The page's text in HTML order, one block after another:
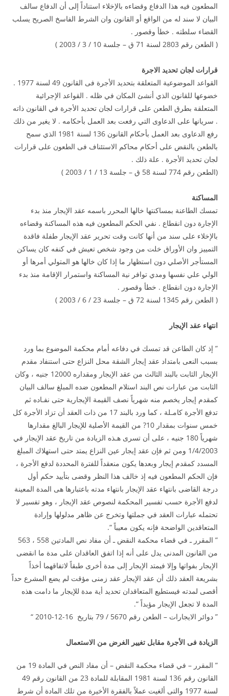
المطعون فيه هذا الدفاع وقضاءه بالإخلاء استناداً إلى أن الدفاع سالف
البيان لا سند له من الواقع أو القانون وان الشرط الفاسخ الصريح يسلب
القضاء سلطته . خطأ وقصور .
( الطعن رقم 2803 لسنة 71 ق – جلسة 10 / 3 / 2003 )
قرارات لجان تحديد الاجرة
القواعد الموضوعية المتعلقة بتحديد الأجرة فى القانون 49 لسنة 1977 .
خضوعها للقانون الذي أنشئ المكان في ظله . القواعد الإجرائية
المتعلقة بطرق الطعن على قرارات لجان تحديد الأجرة في القانون ذاته
. سريانها على الدعاوى التي رفعت بعد العمل بأحكامه . لا يغير من ذلك
رفع الدعاوى بعد العمل بأحكام القانون 136 لسنة 1981 الذي سمح
بالطعن بالنقض على أحكام محاكم الاستئناف فى الطعون على قرارات
لجان تحديد الأجرة . علة ذلك .
(الطعن رقم 774 لسنة 58 ق – جلسة 13 / 1 / 2003 )
المساكنة
تمسك الطاعنة بمساكنتها خالها المحرر باسمه عقد الإيجار منذ بدء
الإجارة دون انقطاع . نفي الحكم المطعون فيه هذه المساكنة وقضاءه
بالإخلاء على سند من أنها كانت وقت تحرير عقد الإيجار طفلة فاقدة
التمييز وان الأوراق خلت من وجود شخص تعيش في كنفه كان يساكن
المستأجر الأصلي دون استظهار ما إذا كان خالها هو المتولي أمرها أو
الولي علي نفسها ومدي توافر نية المساكنة واستمرار الإقامة منذ بدء
الإجارة دون انقطاع . خطأ وقصور .
( الطعن رقم 1345 لسنة 72 ق – جلسة 23 / 6 / 2003 )
انتهاء عقد الإيجار
” إذ كان الطاعن قد تمسك في دفاعه أمام محكمة الموضوع بما ورد
بسبب النعى بامتداد عقد إيجار الشقة محل النزاع حتى استنفاد مقدم
الإيجار الثابت بالبند الثالث من عقد الإيجار ومقداره 12000 جنيه ، وكان
الثابت من عبارات نص البند استلام المطعون ضده المبلغ سالف البيان
كمقدم إيجار يخصم منه شهرياً نصف القيمة الإيجارية حتى نفـاده ثم
تدفع الأجرة كامـلة ، كما ورد بالبند 17 من ذات العقد أن تزاد الأجرة كل
خمس سنوات بمقدار 10? من القيمة الأصلية للإيجار البالغ مقدارها
شهرياً 180 جنيه ، على أن تسرى هـذه الزيادة من تاريخ عقد الإيجار في
1/4/2003 ومن ثم فإن عقد إيجار عين النزاع يمتد حتى استهلاك المبلغ
المسدد كمقدم إيجار وبعدها يكون منعقداً للفترة المحددة لدفع الأجرة ،
فإن الحكم المطعون فيه إذ خالف هذا النظر وقضى بتأييد حكم أول
درجة القاضى بانتهاء عقد الإيجار بانتهاء مدته باعتبارها هى المدة المعينة
لدفع الأجرة حسب تفسير المحكمة لنصوص عقد الإيجار ، وهو تفسير لا
تحتمله عبارات العقد في جملتها وتخرج عن ظاهر مدلولها وإرادة
المتعاقدين الواضحة فإنه يكون معيباً “.
” المقرر ـ في قضاء محكمة النقض ـ أن مفاد نص المادتين 558 ، 563
من القانون المدنى يدل على أنه إذا اتفق العاقدان على مدة ما انقضى
الإيجار بفواتها وإلا فيمتد الإيجار إلى مدة أخرى طبقاً لاتفاقهما أخذاً
بشريعة العقد ذلك أن عقد الإيجار عقد زمنى مؤقت لم يضع المشرع حداً
أقصى لمدته فيستطيع المتعاقدان تحديد أية مدة للإيجار ما دامت هذه
المدة لا تجعل الإيجار مؤبداً “.
” دوائر الايجارات – الطعن رقم 5670 / 79 بتاريخ 16-12-2010 “
الزيادة فى الأجرة مقابل تغيير الغرض من الاستعمال
” المقرر – في قضاء محكمة النقض – أن مفاد النص في المادة 19 من
القانون رقم 136 لسنة 1981 المقابلة للمادة 23 من القانون رقم 49
لسنة 1977 والتى ألغيت عملاً بالفقرة الأخيرة من تلك المادة أن شرط